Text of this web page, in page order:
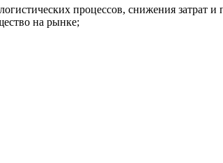
процессов, снижения затрат
на рынке;